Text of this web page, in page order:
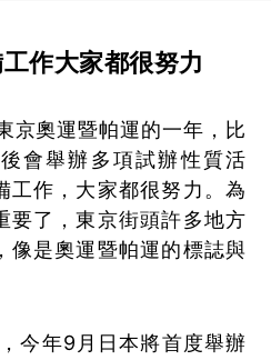
作大家都很努力
京奧運暨帕運的一年，比
會舉辦多項試辦性質活
工作，大家都很努力。為
要了，東京街頭許多地方
像是奧運暨帕運的標誌與
今年9月日本將首度舉辦